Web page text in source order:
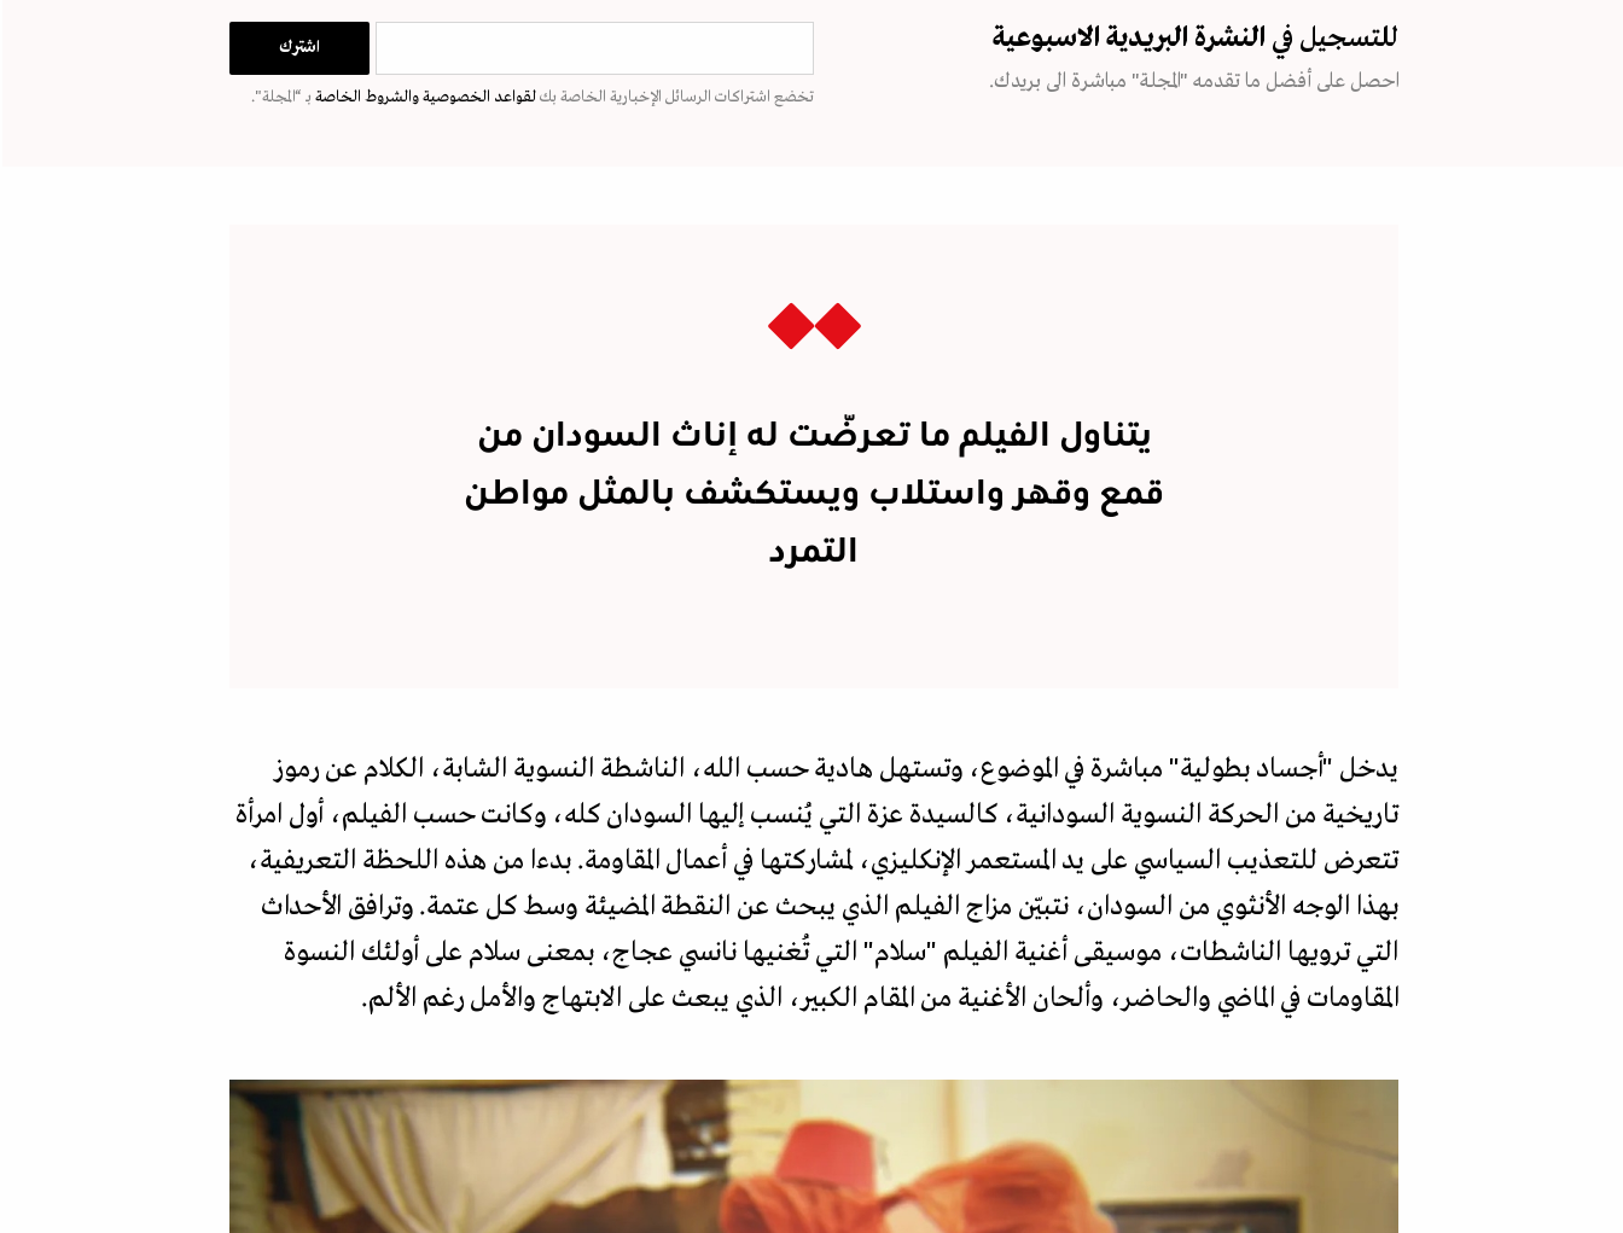
للتسجيل في النشرة البريدية الاسبوعية
احصل على أفضل ما تقدمه "المجلة" مباشرة الى بريدك.
تخضع اشتراكات الرسائل الإخبارية الخاصة بكلقواعد الخصوصيةوالشروط الخاصة بـ “المجلة".
يتناول الفيلم ما تعرّضت له إناث السودان من
قمع وقهر واستلاب ويستكشف بالمثل مواطن
التمرد
يدخل "أجساد بطولية" مباشرة في الموضوع، وتستهل هادية حسب الله، الناشطة النسوية الشابة، الكلام عن رموز
تاريخية من الحركة النسوية السودانية، كالسيدة عزة التي يُنسب إليها السودان كله، وكانت حسب الفيلم، أول امرأة
تتعرض للتعذيب السياسي على يد المستعمر الإنكليزي، لمشاركتها في أعمال المقاومة. بدءا من هذه اللحظة التعريفية،
بهذا الوجه الأنثوي من السودان، نتبيّن مزاج الفيلم الذي يبحث عن النقطة المضيئة وسط كل عتمة. وترافق الأحداث
التي ترويها الناشطات، موسيقى أغنية الفيلم "سلام" التي تُغنيها نانسي عجاج، بمعنى سلام على أولئك النسوة
المقاومات في الماضي والحاضر، وألحان الأغنية من المقام الكبير، الذي يبعث على الابتهاج والأمل رغم الألم.